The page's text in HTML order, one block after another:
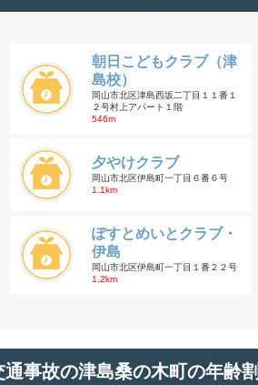
朝日こどもクラブ（津
島校）
岡山市北区津島西坂二丁目１１番１
２号村上アパート１階
546m
夕やけクラブ
岡山市北区伊島町一丁目６番６号
1.1km
ぽすとめいとクラブ・
伊島
岡山市北区伊島町一丁目１番２２号
1.2km
通事故の津島桑の木町の年齢割